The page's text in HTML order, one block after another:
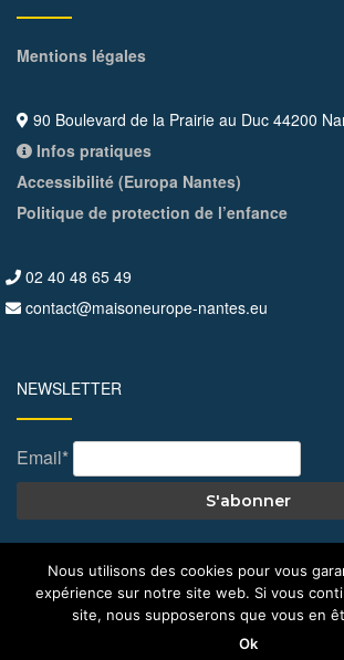
Mentions légales
90 Boulevard de la Prairie au Duc 44200
Infos pratiques
Accessibilité (Europa Nantes)
Politique de protection de l’enfance
02 40 48 65 49
contact@maisoneurope-nantes.eu
NEWSLETTER
Email*
© All Right Reserved 2026 Maison de
Nous utilisons des cookies pour vous
expérience sur notre site web. Si vous
site, nous supposerons que vous en
Ok